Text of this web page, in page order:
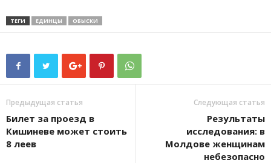
ТЕГИ ЕДИНЦЫ ОБЫСКИ
Предыдущая статья
Билет за проезд в
Кишиневе может стоить
8 леев
Следующая статья
Результаты
исследования: в
Молдове женщинам
небезопасно